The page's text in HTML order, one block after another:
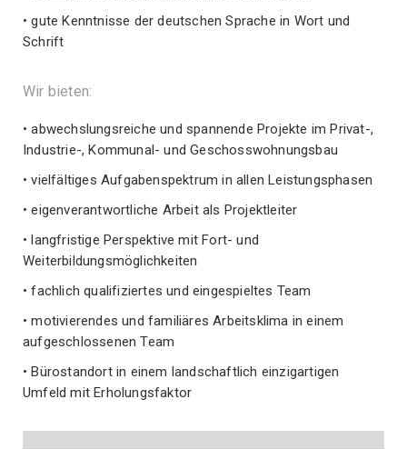
• gute Kenntnisse der deutschen Sprache in Wort und
Schrift
Wir bieten:
• abwechslungsreiche und spannende Projekte im Privat-,
Industrie-, Kommunal- und Geschosswohnungsbau
• vielfältiges Aufgabenspektrum in allen Leistungsphasen
• eigenverantwortliche Arbeit als Projektleiter
• langfristige Perspektive mit Fort- und
Weiterbildungsmöglichkeiten
• fachlich qualifiziertes und eingespieltes Team
• motivierendes und familiäres Arbeitsklima in einem
aufgeschlossenen Team
• Bürostandort in einem landschaftlich einzigartigen
Umfeld mit Erholungsfaktor